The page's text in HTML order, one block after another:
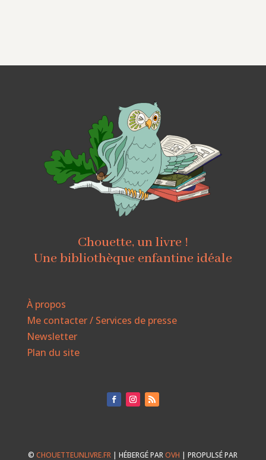
Chouette, un livre !
Une bibliothèque enfantine idéale
À propos
Me contacter / Services de presse
Newsletter
Plan du site
©CHOUETTEUNLIVRE.FR | HÉBERGÉ PAROVH | PROPULSÉ PAR